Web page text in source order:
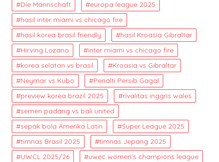
Die Mannschaft
europa league 2025
hasil inter miami vs chicago fire
hasil korea brasil friendly
hasil Kroasia Gibraltar
Hirving Lozano
inter miami vs chicago fire
korea selatan vs brasil
Kroasia vs Gibraltar
Neymar vs Kubo
Penalti Persib Gagal
preview korea brazil 2025
rivalitas inggris wales
semen padang vs bali united
sepak bola Amerika Latin
Super League 2025
timnas Brasil 2025
timnas Jepang 2025
UWCL 2025/26
uwec women’s champions league